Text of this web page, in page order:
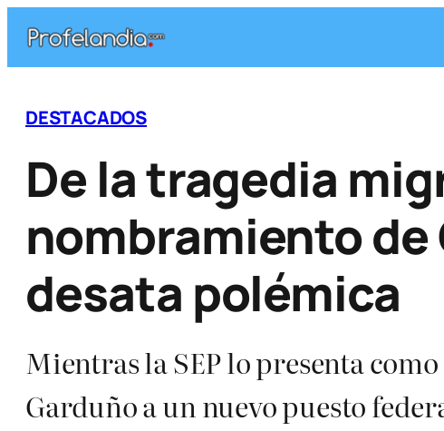
contenido
DESTACADOS
De la tragedia
nombramiento de
desata polémica
Mientras la SEP lo presenta
Garduño a un nuevo puesto